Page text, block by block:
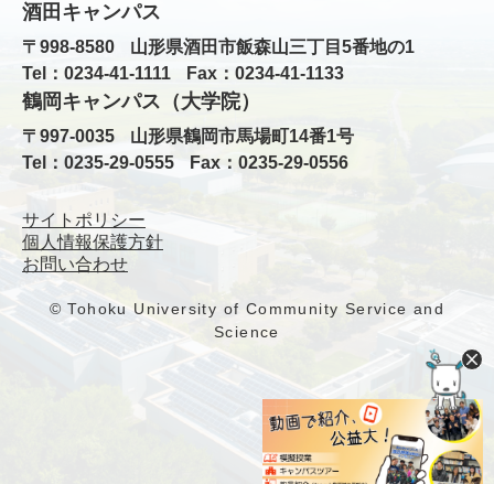
酒田キャンパス
〒998-8580
山形県酒田市飯森山三丁目5番地の1
Tel：0234-41-1111
Fax：0234-41-1133
鶴岡キャンパス（大学院）
〒997-0035
山形県鶴岡市馬場町14番1号
Tel：0235-29-0555
Fax：0235-29-0556
サイトポリシー
個人情報保護方針
お問い合わせ
© Tohoku University of Community Service and
Science